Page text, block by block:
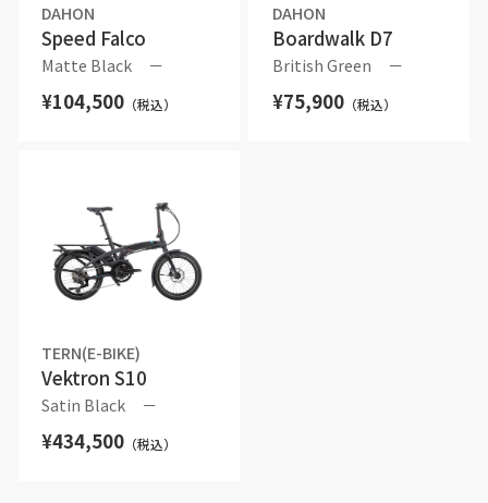
DAHON
Speed Falco
Matte Black －
¥104,500 （税込）
DAHON
Boardwalk D7
British Green －
¥75,900（税込）
TERN(E-BIKE)
Vektron S10
Satin Black －
¥434,500 （税込）